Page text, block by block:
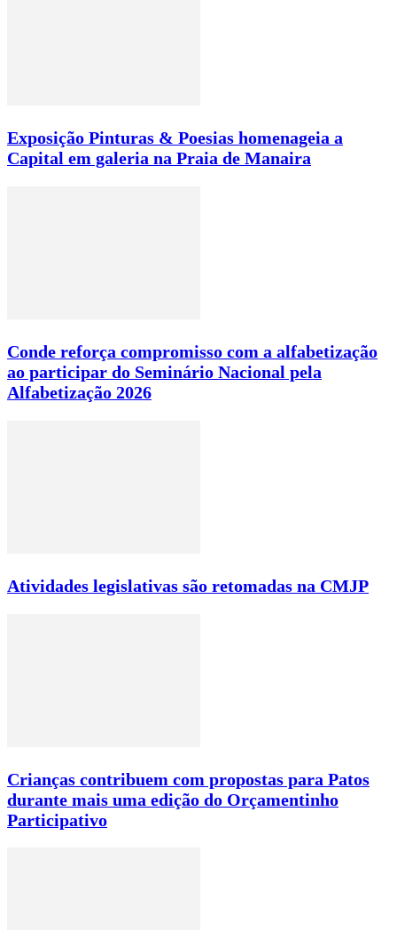
Exposição Pinturas & Poesias homenageia a
Capital em galeria na Praia de Manaira
Conde reforça compromisso com a alfabetização
ao participar do Seminário Nacional pela
Alfabetização 2026
Atividades legislativas são retomadas na CMJP
Crianças contribuem com propostas para Patos
durante mais uma edição do Orçamentinho
Participativo